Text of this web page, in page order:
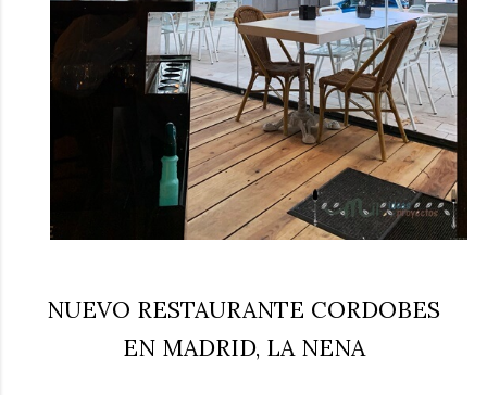
NUEVO RESTAURANTE CORDOBES
EN MADRID, LA NENA